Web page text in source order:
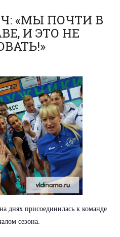
«МЫ ПОЧТИ В
И ЭТО НЕ
днях присоединилась к команде
сезона.